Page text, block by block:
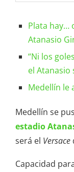
Plata hay…
Atanasio
“Ni los
el Atanasio
Medellín le
Medellín se
estadio
será el Versace
Capacidad